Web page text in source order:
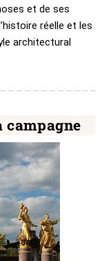
et de ses
réelle et les
architectural
campagne